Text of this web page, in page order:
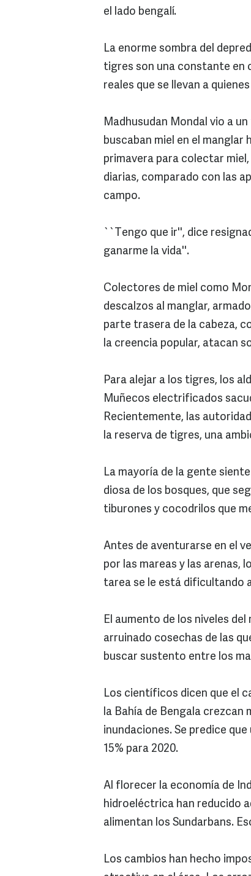
el lado bengalí.
La enorme sombra del
tigres son una constante en
reales que se llevan a
Madhusudan Mondal vio a
buscaban miel en el manglar
primavera para colectar
diarias, comparado con las
campo.
``Tengo que ir'', dice
ganarme la vida''.
Colectores de miel como
descalzos al manglar,
parte trasera de la cabeza,
la creencia popular, atacan
Para alejar a los tigres, los
Muñecos electrificados
Recientemente, las
la reserva de tigres, una
La mayoría de la gente
diosa de los bosques, que
tiburones y cocodrilos que
Antes de aventurarse en el
por las mareas y las arenas,
tarea se le está dificultando
El aumento de los niveles
arruinado cosechas de las
buscar sustento entre los
Los científicos dicen que el
la Bahía de Bengala crezcan
inundaciones. Se predice
15% para 2020.
Al florecer la economía de
hidroeléctrica han reducido
alimentan los Sundarbans.
Los cambios han hecho